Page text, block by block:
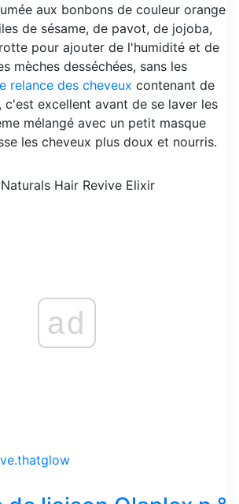
aux bonbons de couleur orange
de sésame, de pavot, de jojoba,
pour ajouter de l'humidité et de
mèches desséchées, sans les
relance des cheveux contenant de
excellent avant de se laver les
mélangé avec un petit masque
les cheveux plus doux et nourris.
ad